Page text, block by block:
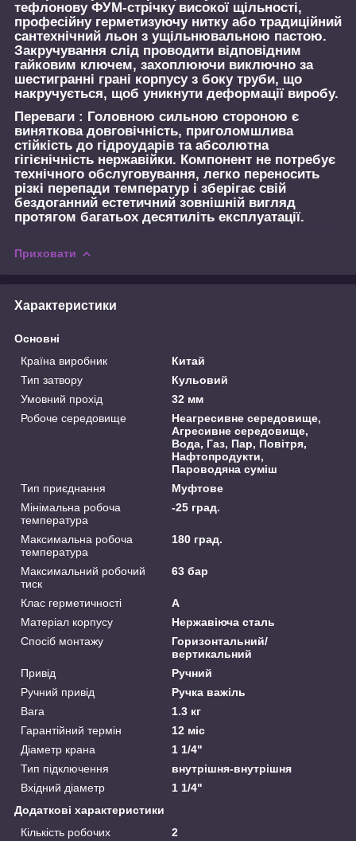
тефлонову ФУМ-стрічку високої щільності,
професійну герметизуючу нитку або традиційний
сантехнічний льон з ущільнювальною пастою.
Закручування слід проводити відповідним
гайковим ключем, захоплюючи виключно за
шестигранні грані корпусу з боку труби, що
накручується, щоб уникнути деформації виробу.
Переваги : Головною сильною стороною є
виняткова довговічність, приголомшлива
стійкість до гідроударів та абсолютна
гігієнічність нержавійки. Компонент не потребує
технічного обслуговування, легко переносить
різкі перепади температур і зберігає свій
бездоганний естетичний зовнішній вигляд
протягом багатьох десятиліть експлуатації.
Приховати
Характеристики
Основні
Країна виробник
Китай
Тип затвору
Кульовий
Умовний прохід
32 мм
Робоче середовище
Неагресивне середовище,
Агресивне середовище,
Вода, Газ, Пар, Повітря,
Нафтопродукти,
Пароводяна суміш
Тип приєднання
Муфтове
Мінімальна робоча
температура
-25 град.
Максимальна робоча
температура
180 град.
Максимальний робочий
тиск
63 бар
Клас герметичності
А
Матеріал корпусу
Нержавіюча сталь
Спосіб монтажу
Горизонтальний/
вертикальний
Привід
Ручний
Ручний привід
Ручка важіль
Вага
1.3 кг
Гарантійний термін
12 міс
Діаметр крана
1 1/4"
Тип підключення
внутрішня-внутрішня
Вхідний діаметр
1 1/4"
Додаткові характеристики
Кількість робочих
2